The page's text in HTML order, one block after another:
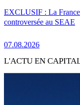
EXCLUSIF : La
controversée au SEAE
07.08.2026
L'ACTU EN